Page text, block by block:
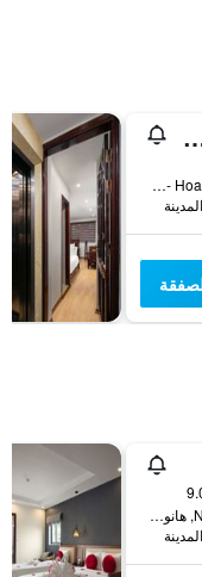
Old Quarter
6/22 Hang Voi Street- Ly Thai To- Hoan Kiem- Ha Noi, هانوي, فيتنام
45 Nguyen Truong To, هانوي, فيتنام